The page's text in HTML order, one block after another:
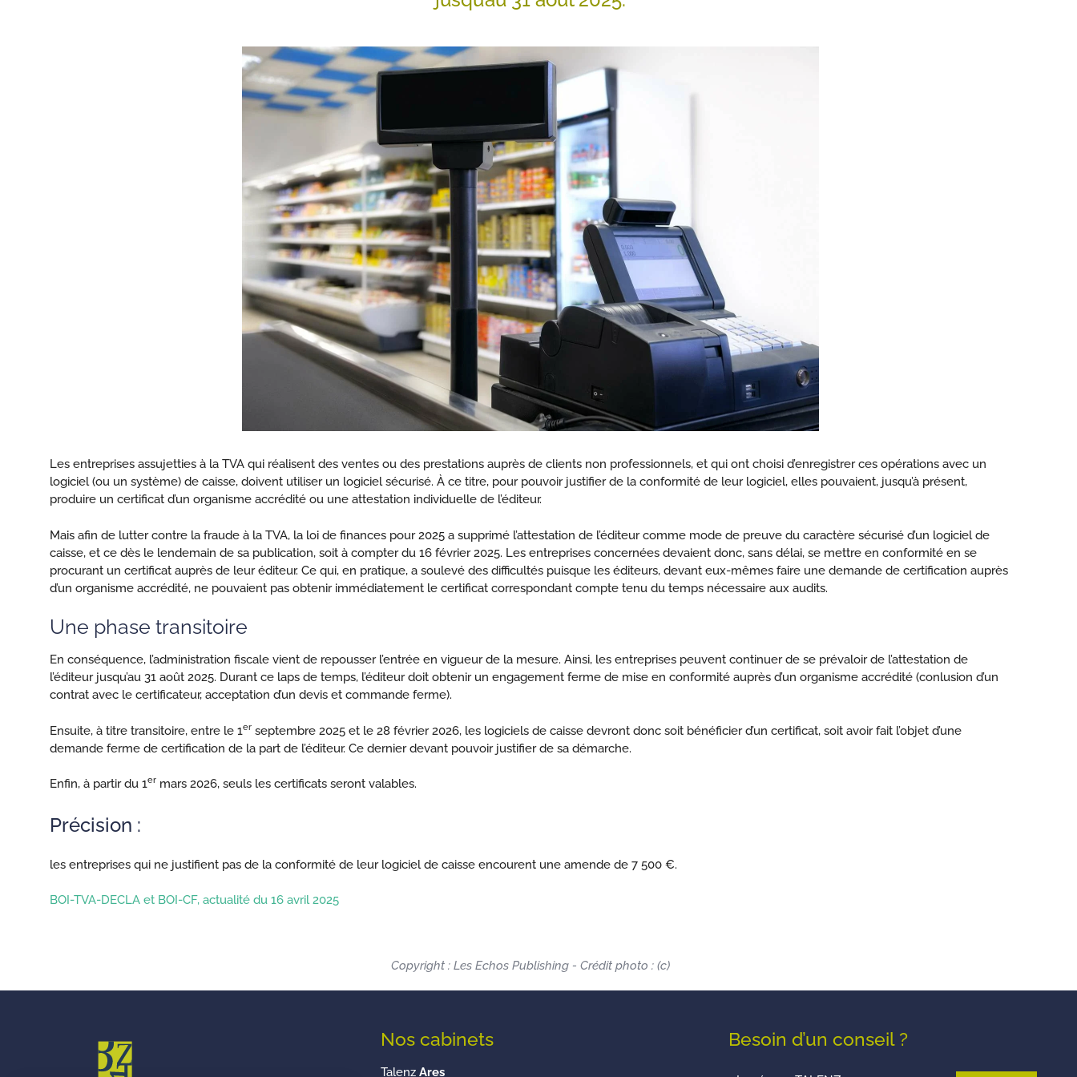
Les entreprises assujetties à la TVA qui réalisent des ventes ou des prestations auprès de clients non professionnels, et qui ont choisi d’enregistrer ces opérations avec un
logiciel (ou un système) de caisse, doivent utiliser un logiciel sécurisé. À ce titre, pour pouvoir justifier de la conformité de leur logiciel, elles pouvaient, jusqu’à présent,
produire un certificat d’un organisme accrédité ou une attestation individuelle de l’éditeur.
Mais afin de lutter contre la fraude à la TVA, la loi de finances pour 2025 a supprimé l’attestation de l’éditeur comme mode de preuve du caractère sécurisé d’un logiciel de
caisse, et ce dès le lendemain de sa publication, soit à compter du 16 février 2025. Les entreprises concernées devaient donc, sans délai, se mettre en conformité en se
procurant un certificat auprès de leur éditeur. Ce qui, en pratique, a soulevé des difficultés puisque les éditeurs, devant eux-mêmes faire une demande de certification auprès
d’un organisme accrédité, ne pouvaient pas obtenir immédiatement le certificat correspondant compte tenu du temps nécessaire aux audits.
Une phase transitoire
En conséquence, l’administration fiscale vient de repousser l’entrée en vigueur de la mesure. Ainsi, les entreprises peuvent continuer de se prévaloir de l’attestation de
l’éditeur jusqu’au 31 août 2025. Durant ce laps de temps, l’éditeur doit obtenir un engagement ferme de mise en conformité auprès d’un organisme accrédité (conlusion d’un
contrat avec le certificateur, acceptation d’un devis et commande ferme).
Ensuite, à titre transitoire, entre le 1er septembre 2025 et le 28 février 2026, les logiciels de caisse devront donc soit bénéficier d’un certificat, soit avoir fait l’objet d’une
demande ferme de certification de la part de l’éditeur. Ce dernier devant pouvoir justifier de sa démarche.
Enfin, à partir du 1er mars 2026, seuls les certificats seront valables.
Précision :
les entreprises qui ne justifient pas de la conformité de leur logiciel de caisse encourent une amende de 7 500 €.
BOI-TVA-DECLA et BOI-CF, actualité du 16 avril 2025
Copyright : Les Echos Publishing - Crédit photo : (c)
Nos cabinets
Talenz Ares
Besoin d’un conseil ?